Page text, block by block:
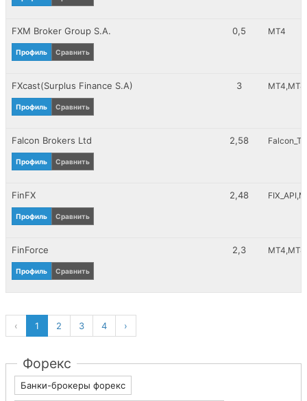
FXM Broker Group S.A.
Профиль Сравнить
0,5 MT4
FXcast(Surplus Finance S.A)
Профиль Сравнить
3 MT4
Falcon Brokers Ltd
Профиль Сравнить
2,58
FinFX
Профиль Сравнить
2,48 FIX_API
FinForce
Профиль Сравнить
2,3 MT4
‹ 1 2 3 4 ›
Форекс
Банки-брокеры форекс